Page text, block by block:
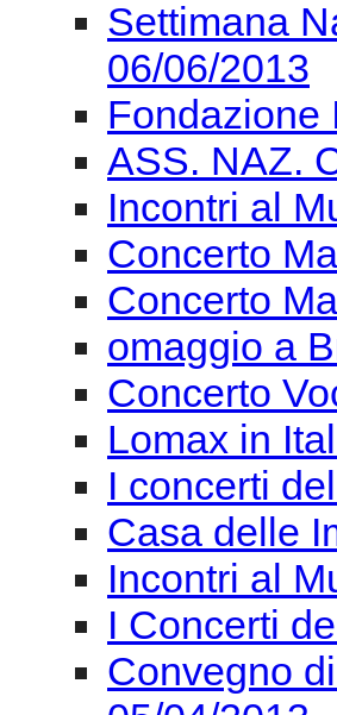
Concerto
Concerto
omaggio a
Concerto
Lomax in
I concerti
Casa delle
Incontri al
I Concerti
Convegno
05/04/2013
Convegno
04/04/2013
Folks
16/03/2013